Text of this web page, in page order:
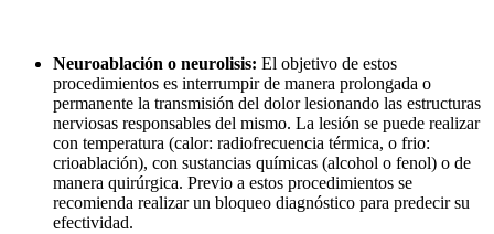
Neuroablación o neurolisis: El objetivo de estos
procedimientos es interrumpir de manera prolongada o
permanente la transmisión del dolor lesionando las estructuras
nerviosas responsables del mismo. La lesión se puede realizar
con temperatura (calor: radiofrecuencia térmica, o frio:
crioablación), con sustancias químicas (alcohol o fenol) o de
manera quirúrgica. Previo a estos procedimientos se
recomienda realizar un bloqueo diagnóstico para predecir su
efectividad.